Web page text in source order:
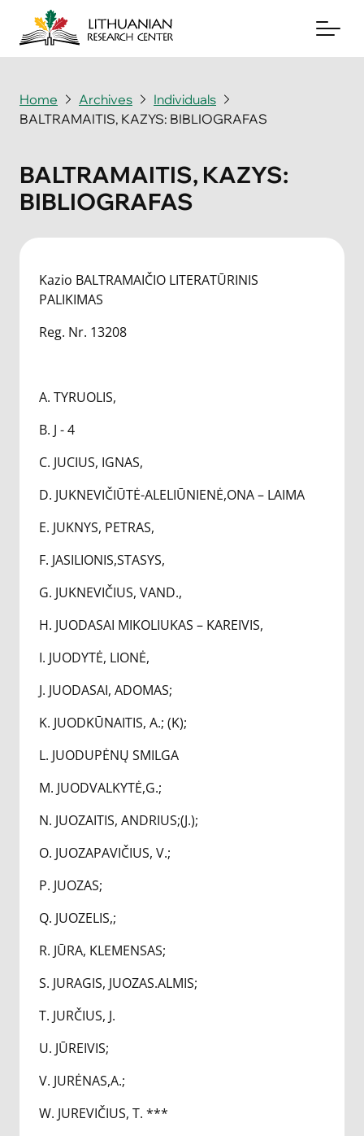
About
Periodicals
Books
News & Events
Home Archives
Individuals
BALTRAMAITIS, KAZYS: BIBLIOGRAFAS
BALTRAMAITIS, KAZYS:
BIBLIOGRAFAS
Kazio BALTRAMAIČIO LITERATŪRINIS
PALIKIMAS
Reg. Nr. 13208
A. TYRUOLIS,
B. J - 4
C. JUCIUS, IGNAS,
D. JUKNEVIČIŪTĖ-ALELIŪNIENĖ,ONA – LAIMA
E. JUKNYS, PETRAS,
F. JASILIONIS,STASYS,
G. JUKNEVIČIUS, VAND.,
H. JUODASAI MIKOLIUKAS – KAREIVIS,
I. JUODYTĖ, LIONĖ,
J. JUODASAI, ADOMAS;
K. JUODKŪNAITIS, A.; (K);
L. JUODUPĖNŲ SMILGA
M. JUODVALKYTĖ,G.;
N. JUOZAITIS, ANDRIUS;(J.);
O. JUOZAPAVIČIUS, V.;
P. JUOZAS;
Q. JUOZELIS,;
R. JŪRA, KLEMENSAS;
S. JURAGIS, JUOZAS.ALMIS;
T. JURČIUS, J.
U. JŪREIVIS;
V. JURĖNAS,A.;
W. JUREVIČIUS, T. ***